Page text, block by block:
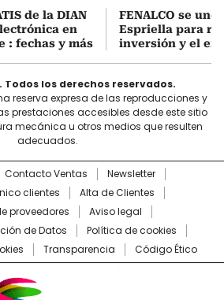
de la DIAN
en
: fechas y más
FENALCO se une
Espriella para
inversión y el
Todos los derechos reservados.
reserva expresa de las reproducciones y
prestaciones accesibles desde este sitio
mecánica u otros medios que resulten
adecuados.
Contacto Ventas
Newsletter
clientes
Alta de Clientes
proveedores
Aviso legal
de Datos
Política de cookies
Transparencia Código Ético